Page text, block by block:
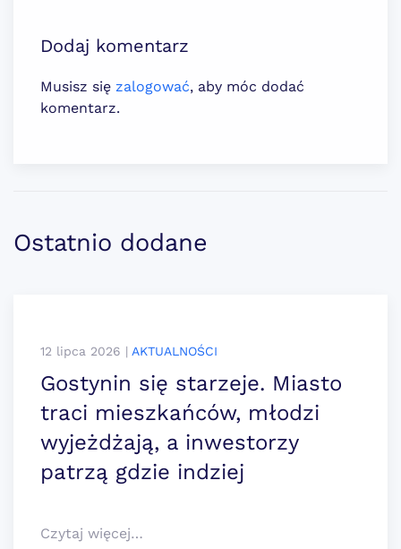
Dodaj komentarz
Musisz się zalogować, aby móc dodać
komentarz.
Ostatnio dodane
12 lipca 2026 | AKTUALNOŚCI
Gostynin się starzeje. Miasto
traci mieszkańców, młodzi
wyjeżdżają, a inwestorzy
patrzą gdzie indziej
Czytaj więcej…